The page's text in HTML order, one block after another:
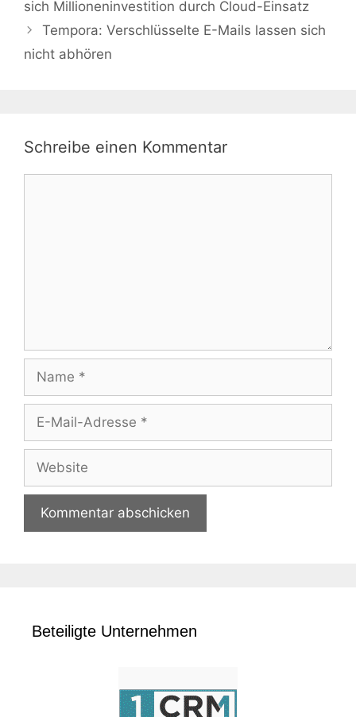
sich Millioneninvestition durch Cloud-Einsatz
Tempora: Verschlüsselte E-Mails lassen sich
nicht abhören
Schreibe einen Kommentar
Name
Adresse
Website
Beteiligte Unternehmen